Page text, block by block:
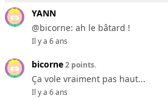
YANN
@bicorne: ah le bâtard !
Il y a 6 ans
bicorne2 points.
Ça vole vraiment pas haut...
Il y a 6 ans